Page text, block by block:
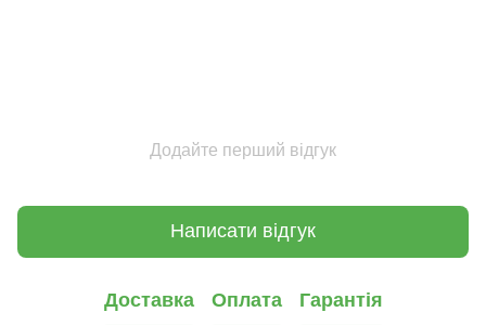
Додайте перший відгук
Написати відгук
Доставка Оплата Гарантія